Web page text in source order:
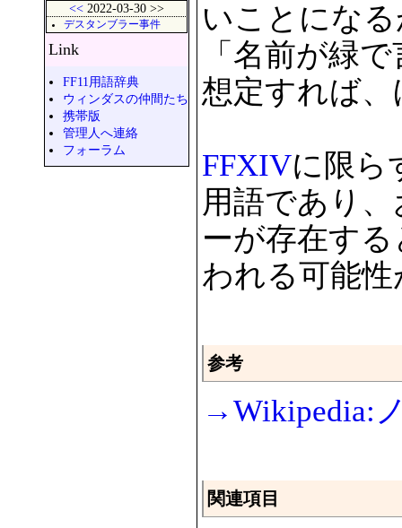
<< 2022-03-30 >>
デスタンブラー事件
Link
FF11用語辞典
ウィンダスの仲間たち
携帯版
管理人へ連絡
フォーラム
いことにな
「名前が緑
想定すれば
FFXIVに限ら
用語であり
ーが存在す
われる可能
参考
→Wikipedia:
関連項目